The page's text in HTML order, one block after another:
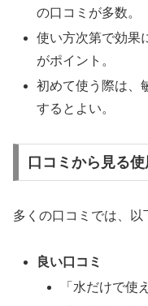
の口コミが多数。
使い方次第で効果
がポイント。
初めて使う際は、
するとよい。
口コミから見る
多くの口コミでは、以
良い口コミ
「水だけで使